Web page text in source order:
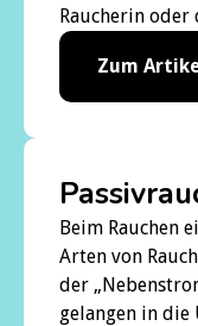
Raucherin oder
Zum
Beim Rauchen
Arten von
der
gelangen in